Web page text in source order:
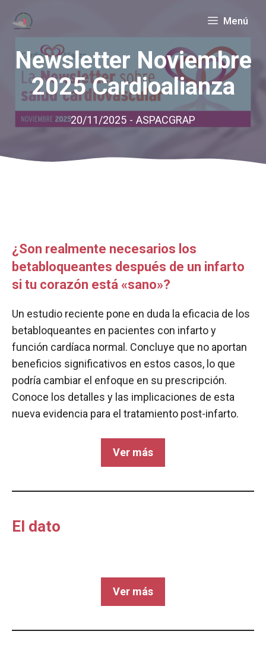
Menú
Newsletter Noviembre
2025 Cardioalianza
20/11/2025 - ASPACGRAP
¿Son realmente necesarios los
betabloqueantes después de un infarto
si tu corazón está «sano»?
Un estudio reciente pone en duda la eficacia de los
betabloqueantes en pacientes con infarto y
función cardíaca normal. Concluye que no aportan
beneficios significativos en estos casos, lo que
podría cambiar el enfoque en su prescripción.
Conoce los detalles y las implicaciones de esta
nueva evidencia para el tratamiento post-infarto.
Ver más
El dato
Ver más